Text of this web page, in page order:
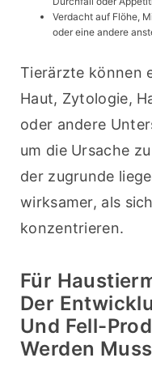
Verdacht auf Flöhe,
oder eine andere
Tierärzte können
Haut, Zytologie,
oder andere
um die Ursache
der zugrunde
wirksamer, als
konzentrieren.
Für
Der
Und Fell-
Werden Muss